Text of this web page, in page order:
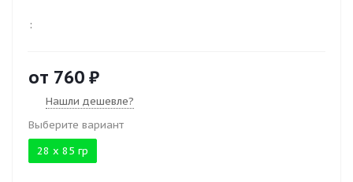
:
от 760 ₽
Нашли дешевле?
Выберите вариант
28 х 85 гр